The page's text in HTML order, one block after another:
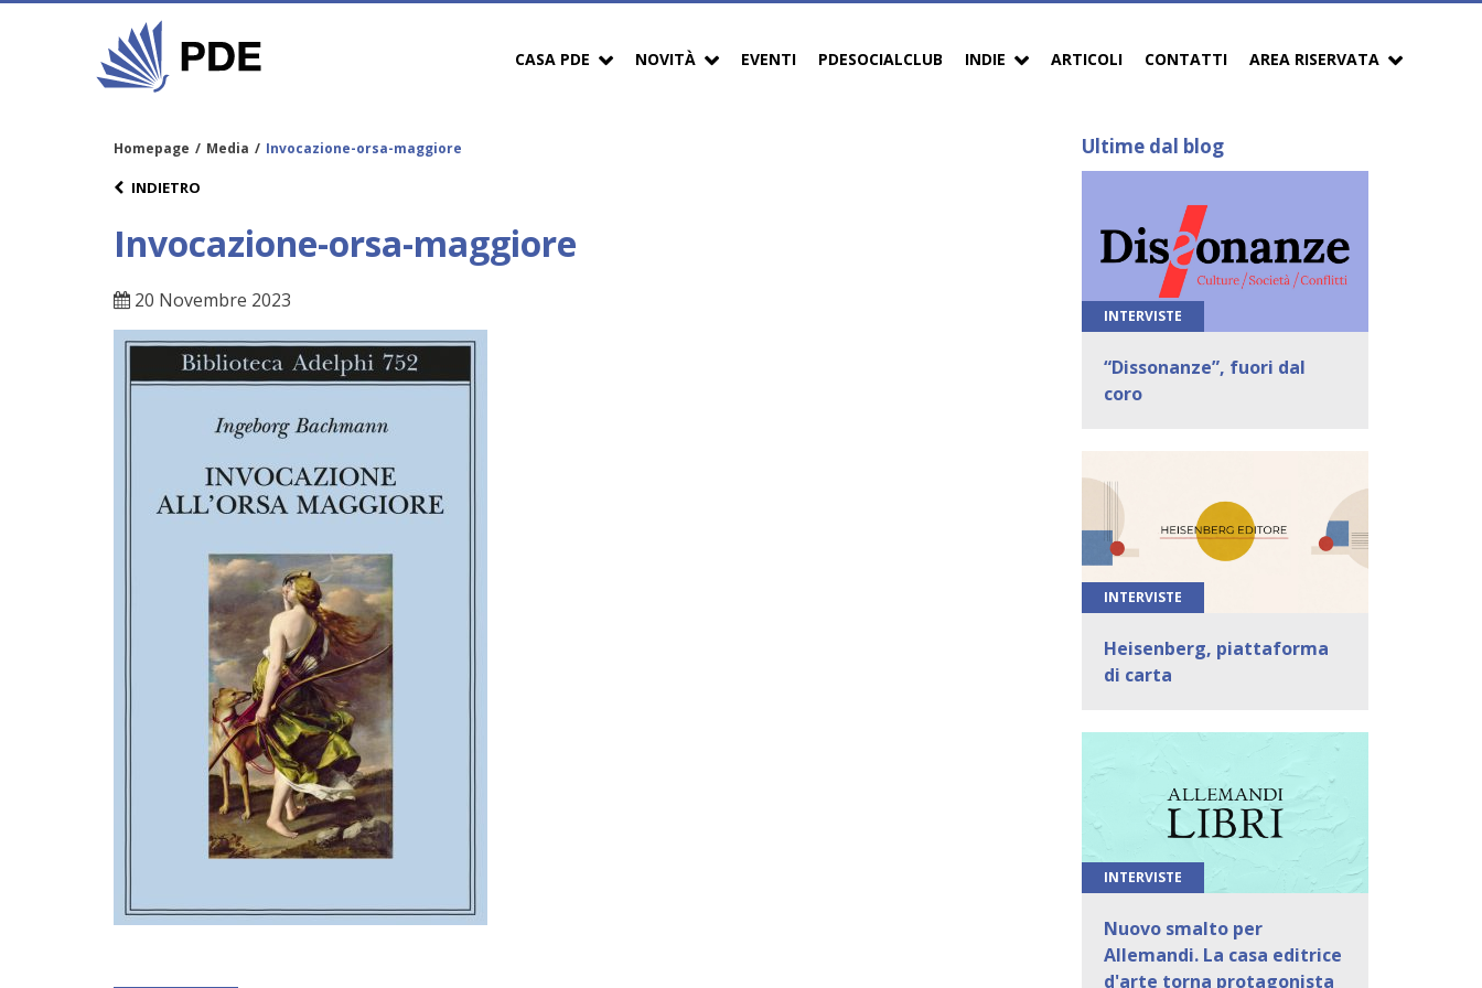
CASA PDE NOVITÀ EVENTI PDESOCIALCLUB INDIE ARTICOLI CONTATTI AREA RISERVATA
Homepage / Media / Invocazione-orsa-maggiore
INDIETRO
Invocazione-orsa-maggiore
20 Novembre 2023
Ultime dal blog
INTERVISTE
“Dissonanze”, fuori dal
coro
INTERVISTE
Heisenberg, piattaforma
di carta
INTERVISTE
Nuovo smalto per
Allemandi. La casa editrice
d'arte torna protagonista